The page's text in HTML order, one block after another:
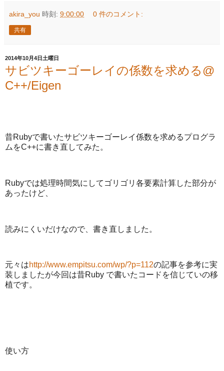
akira_you 時刻: 9:00:00 0 件のコメント:
共有
2014年10月4日土曜日
サビツキーゴーレイの係数を求める@
C++/Eigen
昔Rubyで書いたサビツキーゴーレイ係数を求めるプログラ
ムをC++に書き直してみた。
Rubyでは処理時間気にしてゴリゴリ各要素計算した部分が
あったけど、
読みにくいだけなので、書き直しました。
元々はhttp://www.empitsu.com/wp/?p=112の記事を参考に実
装しましたが今回は昔Ruby で書いたコードを信じていの移
植です。
使い方